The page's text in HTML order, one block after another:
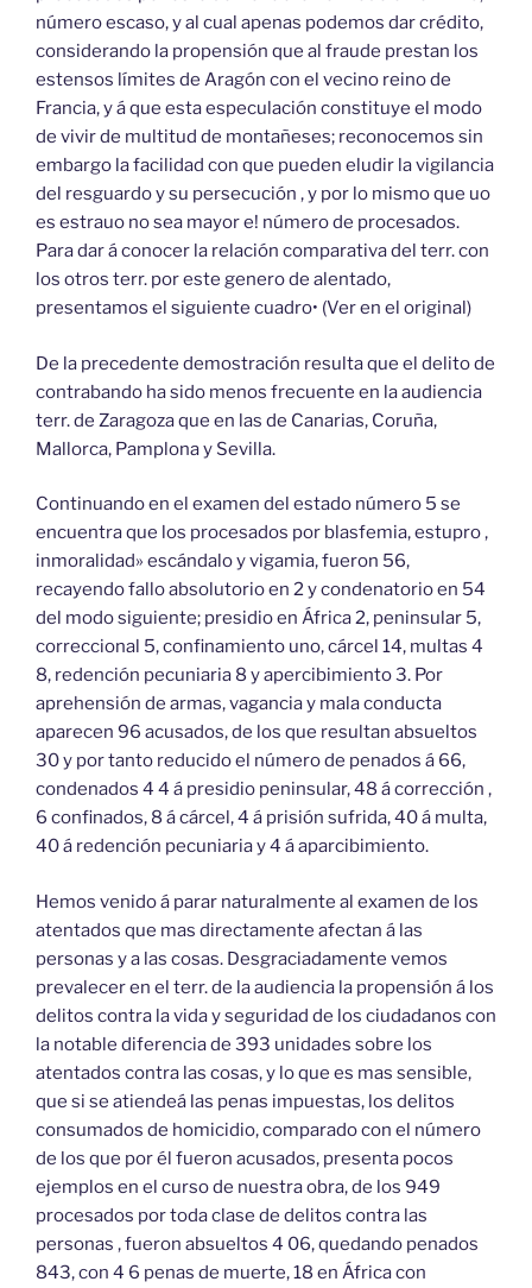
número escaso, y al cual apenas podemos dar crédito,
considerando la propensión que al fraude prestan los
estensos límites de Aragón con el vecino reino de
Francia, y á que esta especulación constituye el modo
de vivir de multitud de montañeses; reconocemos sin
embargo la facilidad con que pueden eludir la vigilancia
del resguardo y su persecución , y por lo mismo que uo
es estrauo no sea mayor e! número de procesados.
Para dar á conocer la relación comparativa del terr. con
los otros terr. por este genero de alentado,
presentamos el siguiente cuadro• (Ver en el original)
De la precedente demostración resulta que el delito de
contrabando ha sido menos frecuente en la audiencia
terr. de Zaragoza que en las de Canarias, Coruña,
Mallorca, Pamplona y Sevilla.
Continuando en el examen del estado número 5 se
encuentra que los procesados por blasfemia, estupro ,
inmoralidad» escándalo y vigamia, fueron 56,
recayendo fallo absolutorio en 2 y condenatorio en 54
del modo siguiente; presidio en África 2, peninsular 5,
correccional 5, confinamiento uno, cárcel 14, multas 4
8, redención pecuniaria 8 y apercibimiento 3. Por
aprehensión de armas, vagancia y mala conducta
aparecen 96 acusados, de los que resultan absueltos
30 y por tanto reducido el número de penados á 66,
condenados 4 4 á presidio peninsular, 48 á corrección ,
6 confinados, 8 á cárcel, 4 á prisión sufrida, 40 á multa,
40 á redención pecuniaria y 4 á aparcibimiento.
Hemos venido á parar naturalmente al examen de los
atentados que mas directamente afectan á las
personas y a las cosas. Desgraciadamente vemos
prevalecer en el terr. de la audiencia la propensión á los
delitos contra la vida y seguridad de los ciudadanos con
la notable diferencia de 393 unidades sobre los
atentados contra las cosas, y lo que es mas sensible,
que si se atiendeá las penas impuestas, los delitos
consumados de homicidio, comparado con el número
de los que por él fueron acusados, presenta pocos
ejemplos en el curso de nuestra obra, de los 949
procesados por toda clase de delitos contra las
personas , fueron absueltos 4 06, quedando penados
843, con 4 6 penas de muerte, 18 en África con